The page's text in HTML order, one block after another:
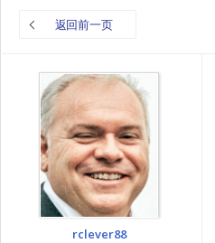
返回前一页
rclever88